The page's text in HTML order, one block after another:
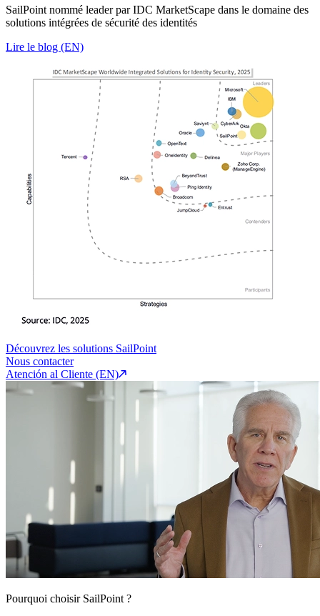
SailPoint nommé leader par IDC MarketScape dans le domaine des
solutions intégrées de sécurité des identités
Lire le blog (EN)
Découvrez les solutions SailPoint
Nous contacter
Atención al Cliente (EN)
Pourquoi choisir SailPoint ?